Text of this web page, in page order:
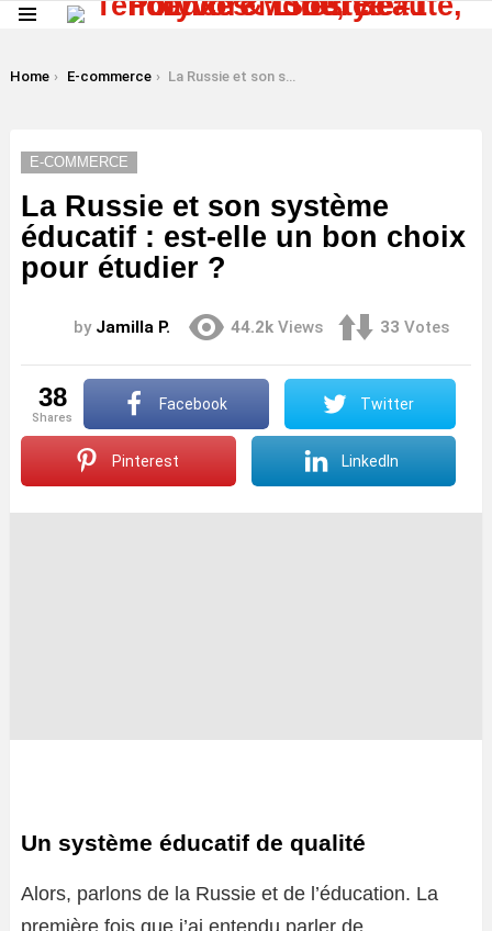
You are here:
Home E-commerce La Russie et son système éducatif : est-elle un bon choix pour étudier ?
E-COMMERCE
La Russie et son système
éducatif : est-elle un bon choix
pour étudier ?
by Jamilla P. 44.2k Views 33 Votes
38
shares
Facebook Twitter
Pinterest LinkedIn
Un système éducatif de qualité
Alors, parlons de la Russie et de l’éducation. La